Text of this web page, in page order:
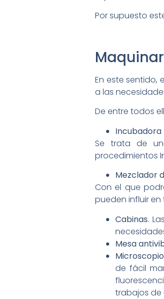
Por supuesto
En este
a las
De entre todos
Se trata de
procedimientos
Mezclador
Con el que
pueden influir en
Cabinas.
Mesa
de fácil
trabajos de